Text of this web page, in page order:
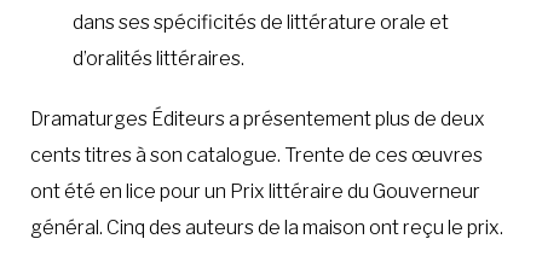
dans ses spécificités de littérature orale et
d’oralités littéraires.
Dramaturges Éditeurs a présentement plus de deux
cents titres à son catalogue. Trente de ces œuvres
ont été en lice pour un Prix littéraire du Gouverneur
général. Cinq des auteurs de la maison ont reçu le prix.